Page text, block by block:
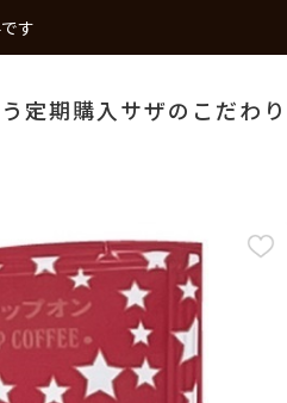
す
定期購入 サザのこだわり